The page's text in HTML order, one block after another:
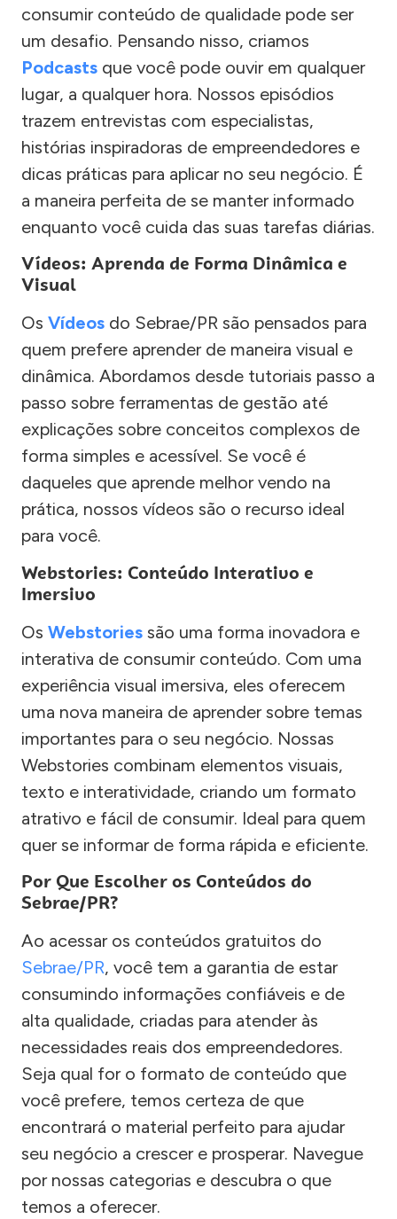
consumir conteúdo de qualidade pode ser
um desafio. Pensando nisso, criamos
Podcasts que você pode ouvir em qualquer
lugar, a qualquer hora. Nossos episódios
trazem entrevistas com especialistas,
histórias inspiradoras de empreendedores e
dicas práticas para aplicar no seu negócio. É
a maneira perfeita de se manter informado
enquanto você cuida das suas tarefas diárias.
Vídeos: Aprenda de Forma Dinâmica e
Visual
Os Vídeos do Sebrae/PR são pensados para
quem prefere aprender de maneira visual e
dinâmica. Abordamos desde tutoriais passo a
passo sobre ferramentas de gestão até
explicações sobre conceitos complexos de
forma simples e acessível. Se você é
daqueles que aprende melhor vendo na
prática, nossos vídeos são o recurso ideal
para você.
Webstories: Conteúdo Interativo e
Imersivo
Os Webstories são uma forma inovadora e
interativa de consumir conteúdo. Com uma
experiência visual imersiva, eles oferecem
uma nova maneira de aprender sobre temas
importantes para o seu negócio. Nossas
Webstories combinam elementos visuais,
texto e interatividade, criando um formato
atrativo e fácil de consumir. Ideal para quem
quer se informar de forma rápida e eficiente.
Por Que Escolher os Conteúdos do
Sebrae/PR?
Ao acessar os conteúdos gratuitos do
Sebrae/PR, você tem a garantia de estar
consumindo informações confiáveis e de
alta qualidade, criadas para atender às
necessidades reais dos empreendedores.
Seja qual for o formato de conteúdo que
você prefere, temos certeza de que
encontrará o material perfeito para ajudar
seu negócio a crescer e prosperar. Navegue
por nossas categorias e descubra o que
temos a oferecer.